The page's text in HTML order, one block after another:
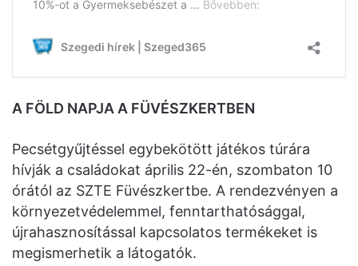
A FÖLD NAPJA A FÜVÉSZKERTBEN
Pecsétgyűjtéssel egybekötött játékos túrára
hívják a családokat április 22-én, szombaton 10
órától az SZTE Füvészkertbe. A rendezvényen a
környezetvédelemmel, fenntarthatósággal,
újrahasznosítással kapcsolatos termékeket is
megismerhetik a látogatók.